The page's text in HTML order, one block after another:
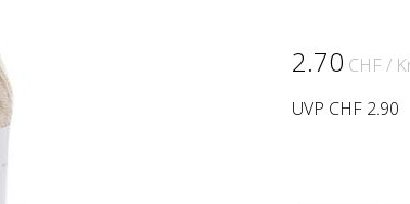
2.70 CHF /
UVP CHF 2.90